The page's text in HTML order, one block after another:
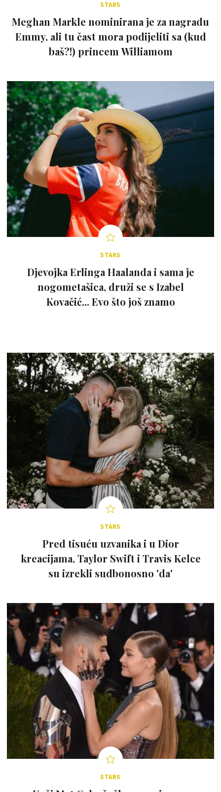
STARS
Meghan Markle nominirana je za nagradu
Emmy, ali tu čast mora podijeliti sa (kud
baš?!) princem Williamom
STARS
Djevojka Erlinga Haalanda i sama je
nogometašica, druži se s Izabel
Kovačić... Evo što još znamo
STARS
Pred tisuću uzvanika i u Dior
kreacijama, Taylor Swift i Travis Kelce
su izrekli sudbonosno 'da'
STARS